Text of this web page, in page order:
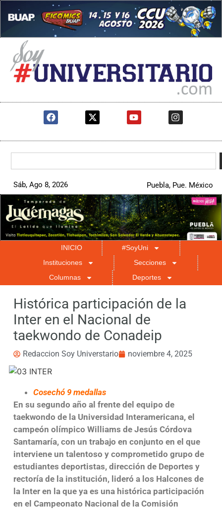
Sáb, Ago 8, 2026 Puebla, Pue. México
INICIO
#SoyUni
Instituciones
Secciones
Columnas
Deportes
Histórica participación de la
Inter en el Nacional de
taekwondo de Conadeip
Redaccion Soy Universtario noviembre 4, 2025
Cosechó 9 medallas
En su segundo año al frente del equipo de
taekwondo de la Universidad Interamericana, el
campeón olímpico Williams de Jesús Córdova
Santamaría, con un trabajo en conjunto en el que
interviene un talentoso y comprometido grupo de
estudiantes deportistas, dirección de Deportes y
rectoría de la institución, lideró a los Halcones de
la Inter en la que ya es una histórica participación
en el Campeonato Nacional de la Comisión